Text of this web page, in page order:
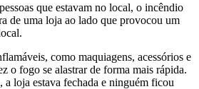
que estavam no local, o incêndio
de uma loja ao lado que provocou um
como maquiagens, acessórios e
o fogo se alastrar de forma mais rápida.
loja estava fechada e ninguém ficou